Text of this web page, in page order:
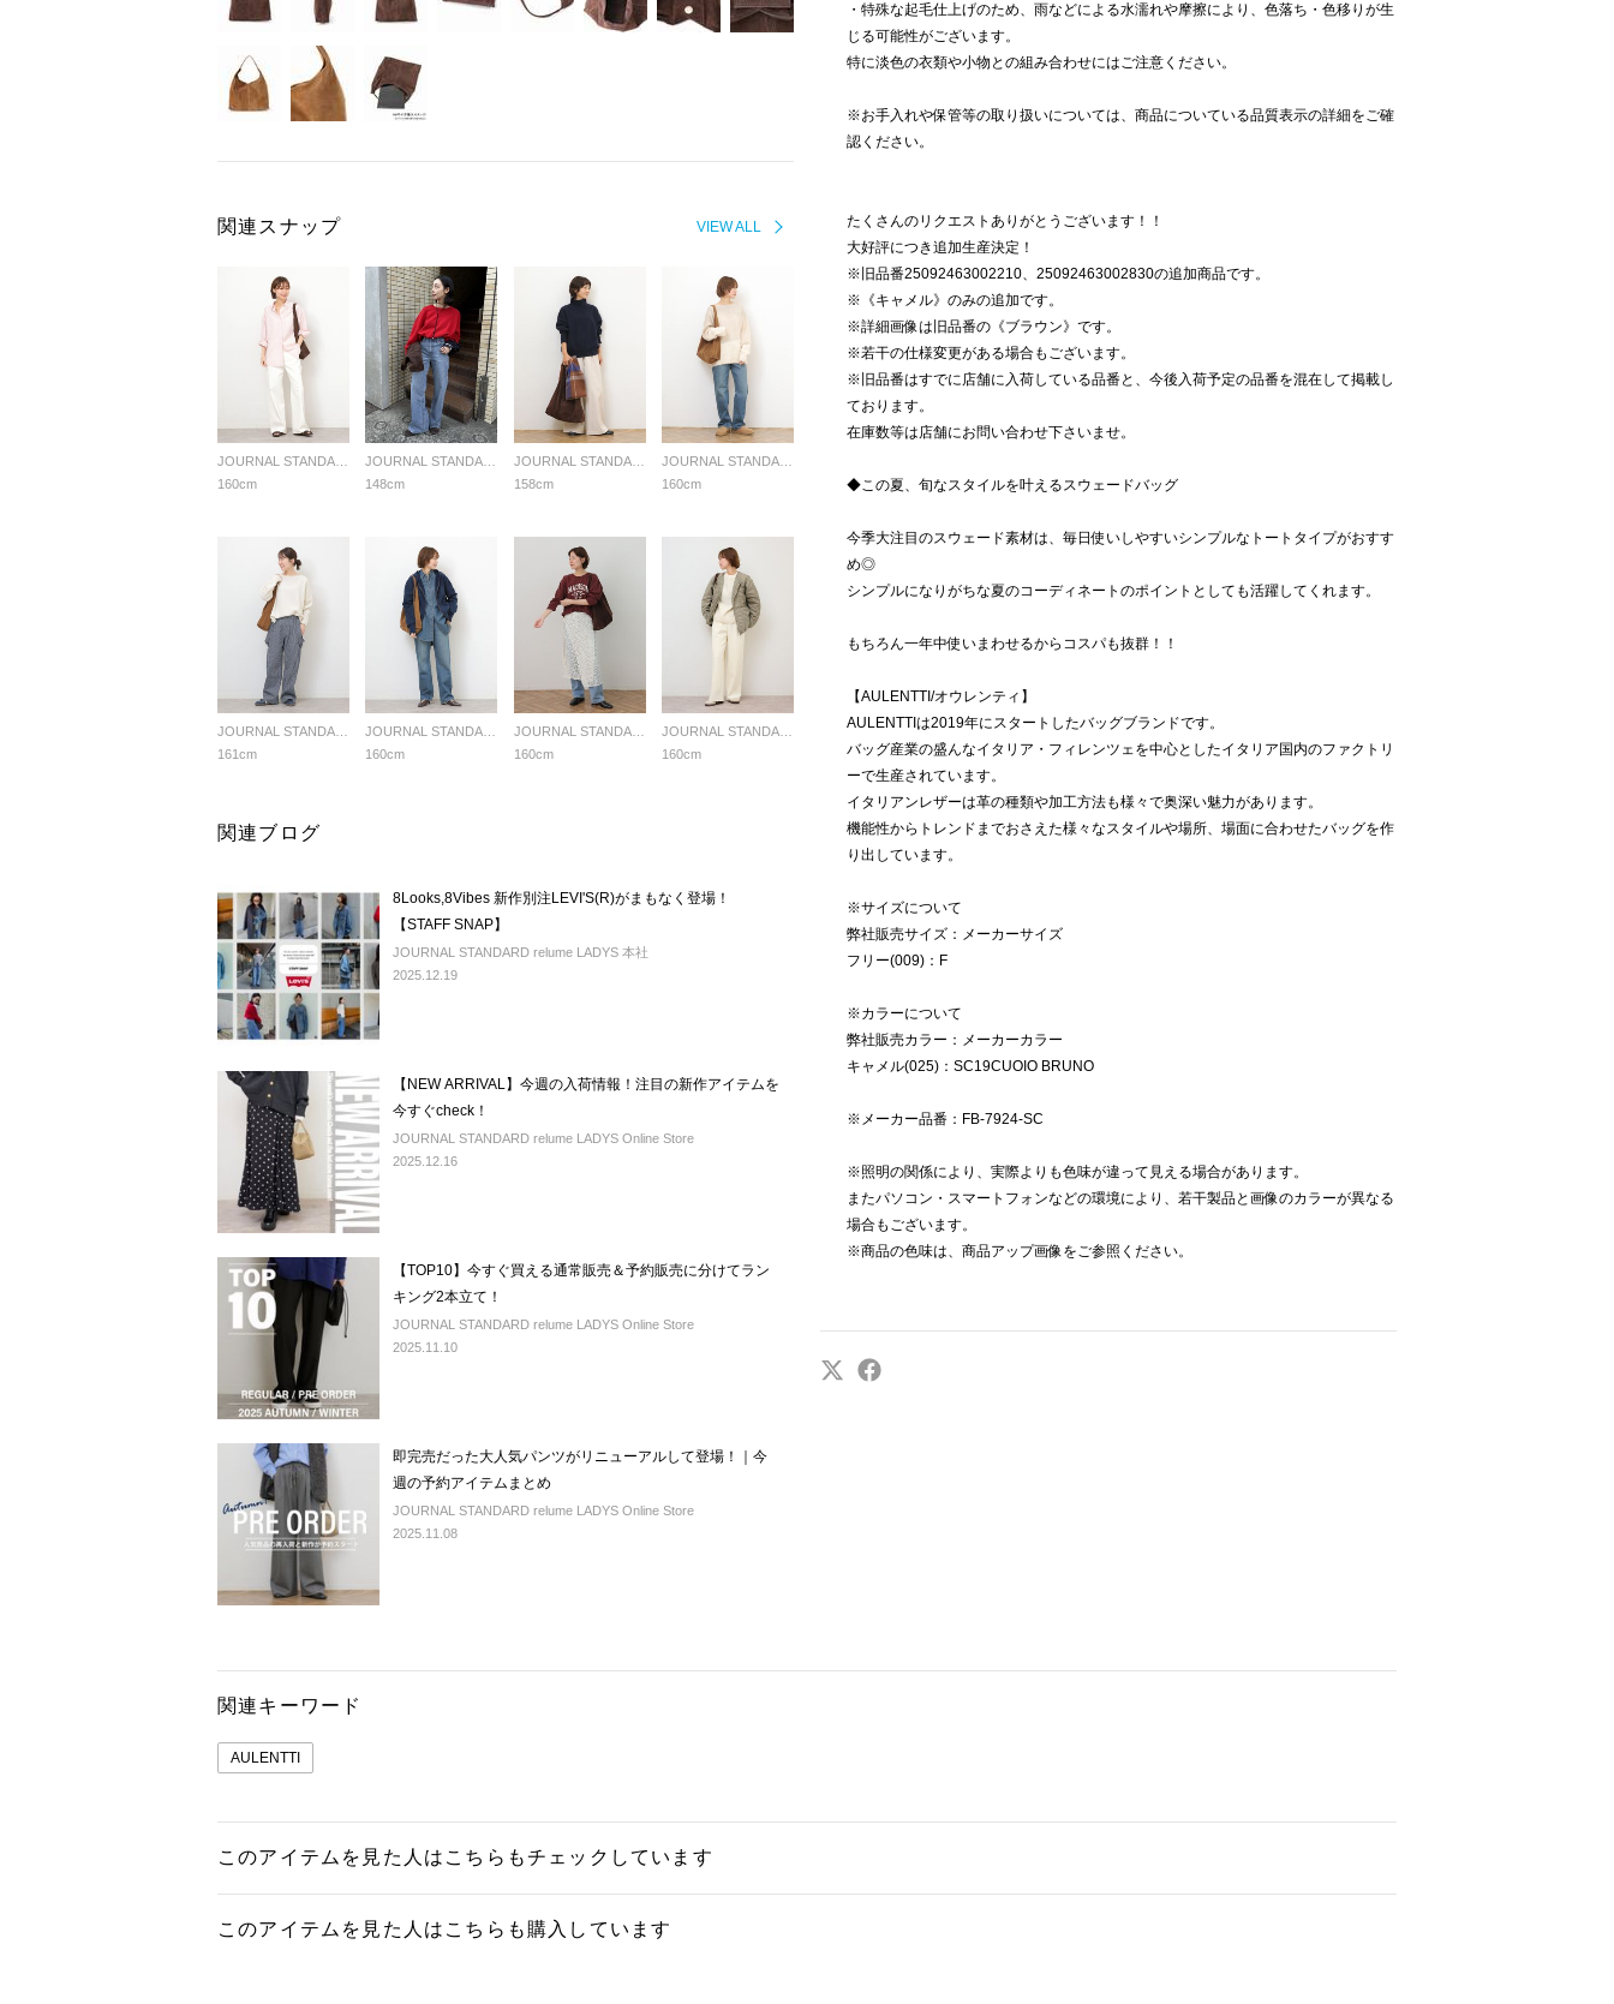
VIEW ALL
関連スナップ
160cm
148cm
JOURNAL STANDARD relume LADYS
158cm
JOURNAL STANDARD relume LADYS
160cm
161cm
160cm
JOURNAL STANDARD relume LADYS
160cm
JOURNAL STANDARD relume LADYS
160cm
関連ブログ
8Looks,8Vibes 新作別注LEVI'S(R)がまもなく登場！
【STAFF SNAP】
JOURNAL STANDARD relume LADYS 本社
2025.12.19
【NEW ARRIVAL】今週の入荷情報！注目の新作アイテムを
今すぐcheck！
JOURNAL STANDARD relume LADYS Online Store
2025.12.16
【TOP10】今すぐ買える通常販売＆予約販売に分けてラン
キング2本立て！
JOURNAL STANDARD relume LADYS Online Store
2025.11.10
即完売だった大人気パンツがリニューアルして登場！｜今
週の予約アイテムまとめ
JOURNAL STANDARD relume LADYS Online Store
2025.11.08
・特殊な起毛仕上げのため、雨などによる水濡れや摩擦により、色落ち・色移りが生
じる可能性がございます。
特に淡色の衣類や小物との組み合わせにはご注意ください。
※お手入れや保管等の取り扱いについては、商品についている品質表示の詳細をご確
認ください。
たくさんのリクエストありがとうございます！！
大好評につき追加生産決定！
※旧品番25092463002210、25092463002830の追加商品です。
※《キャメル》のみの追加です。
※詳細画像は旧品番の《ブラウン》です。
※若干の仕様変更がある場合もございます。
※旧品番はすでに店舗に入荷している品番と、今後入荷予定の品番を混在して掲載し
ております。
在庫数等は店舗にお問い合わせ下さいませ。
◆この夏、旬なスタイルを叶えるスウェードバッグ
今季大注目のスウェード素材は、毎日使いしやすいシンプルなトートタイプがおすす
め◎
シンプルになりがちな夏のコーディネートのポイントとしても活躍してくれます。
もちろん一年中使いまわせるからコスパも抜群！！
【AULENTTI/オウレンティ】
AULENTTIは2019年にスタートしたバッグブランドです。
バッグ産業の盛んなイタリア・フィレンツェを中心としたイタリア国内のファクトリ
ーで生産されています。
イタリアンレザーは革の種類や加工方法も様々で奥深い魅力があります。
機能性からトレンドまでおさえた様々なスタイルや場所、場面に合わせたバッグを作
り出しています。
※サイズについて
弊社販売サイズ：メーカーサイズ
フリー(009)：F
※カラーについて
弊社販売カラー：メーカーカラー
キャメル(025)：SC19CUOIO BRUNO
※メーカー品番：FB-7924-SC
※照明の関係により、実際よりも色味が違って見える場合があります。
またパソコン・スマートフォンなどの環境により、若干製品と画像のカラーが異なる
場合もございます。
※商品の色味は、商品アップ画像をご参照ください。
関連キーワード
AULENTTI
このアイテムを見た人はこちらもチェックしています
このアイテムを見た人はこちらも購入しています